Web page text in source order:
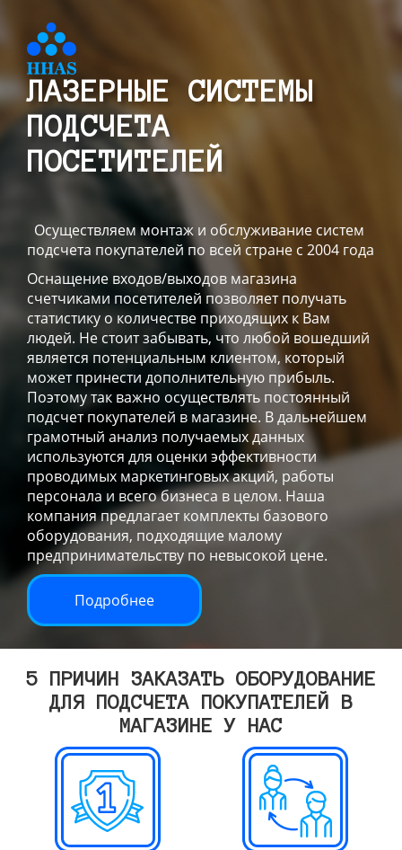
ЛАЗЕРНЫЕ СИСТЕМЫ
ПОДСЧЕТА
ПОСЕТИТЕЛЕЙ
Осуществляем монтаж и обслуживание систем
подсчета покупателей по всей стране с 2004 года
Оснащение входов/выходов магазина
счетчиками посетителей позволяет получать
статистику о количестве приходящих к Вам
людей. Не стоит забывать, что любой вошедший
является потенциальным клиентом, который
может принести дополнительную прибыль.
Поэтому так важно осуществлять постоянный
подсчет покупателей в магазине. В дальнейшем
грамотный анализ получаемых данных
используются для оценки эффективности
проводимых маркетинговых акций, работы
персонала и всего бизнеса в целом. Наша
компания предлагает комплекты базового
оборудования, подходящие малому
предпринимательству по невысокой цене.
Подробнее
5 ПРИЧИН ЗАКАЗАТЬ ОБОРУДОВАНИЕ
ДЛЯ ПОДСЧЕТА ПОКУПАТЕЛЕЙ В
МАГАЗИНЕ У НАС